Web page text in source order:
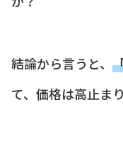
結論から言うと、
て、価格は高止ま